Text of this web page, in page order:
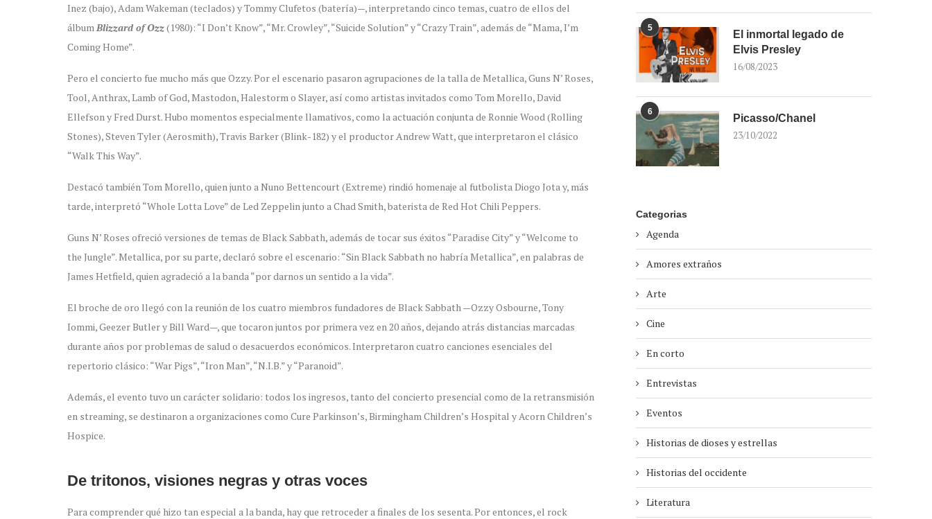
Inez (bajo), Adam Wakeman (teclados) y Tommy Clufetos (batería)—, interpretando cinco temas, cuatro de ellos del
álbumBlizzard of Ozz(1980): “I Don’t Know”, “Mr. Crowley”, “Suicide Solution” y “Crazy Train”, además de “Mama, I’m
Coming Home”.
Pero el concierto fue mucho más que Ozzy. Por el escenario pasaron agrupaciones de la talla de Metallica, Guns N’ Roses,
Tool, Anthrax, Lamb of God, Mastodon, Halestorm o Slayer, así como artistas invitados como Tom Morello, David
Ellefson y Fred Durst. Hubo momentos especialmente llamativos, como la actuación conjunta de Ronnie Wood (Rolling
Stones), Steven Tyler (Aerosmith), Travis Barker (Blink-182) y el productor Andrew Watt, que interpretaron el clásico
“Walk This Way”.
Destacó también Tom Morello, quien junto a Nuno Bettencourt (Extreme) rindió homenaje al futbolista Diogo Jota y, más
tarde, interpretó “Whole Lotta Love” de Led Zeppelin junto a Chad Smith, baterista de Red Hot Chili Peppers.
Guns N’ Roses ofreció versiones de temas de Black Sabbath, además de tocar sus éxitos “Paradise City” y “Welcome to
the Jungle”. Metallica, por su parte, declaró sobre el escenario: “Sin Black Sabbath no habría Metallica”, en palabras de
James Hetfield, quien agradeció a la banda “por darnos un sentido a la vida”.
El broche de oro llegó con la reunión de los cuatro miembros fundadores de Black Sabbath —Ozzy Osbourne, Tony
Iommi, Geezer Butler y Bill Ward—, que tocaron juntos por primera vez en 20 años, dejando atrás distancias marcadas
durante años por problemas de salud o desacuerdos económicos. Interpretaron cuatro canciones esenciales del
repertorio clásico: “War Pigs”, “Iron Man”, “N.I.B.” y “Paranoid”.
Además, el evento tuvo un carácter solidario: todos los ingresos, tanto del concierto presencial como de la retransmisión
en streaming, se destinaron a organizaciones como Cure Parkinson’s, Birmingham Children’s Hospital y Acorn Children’s
Hospice.
De tritonos, visiones negras y otras voces
Para comprender qué hizo tan especial a la banda, hay que retroceder a finales de los sesenta. Por entonces, el rock
5
El inmortal legado de
Elvis Presley
16/08/2023
6
Picasso/Chanel
23/10/2022
Categorias
Agenda
Amores extraños
Arte
Cine
En corto
Entrevistas
Eventos
Historias de dioses y estrellas
Historias del occidente
Literatura